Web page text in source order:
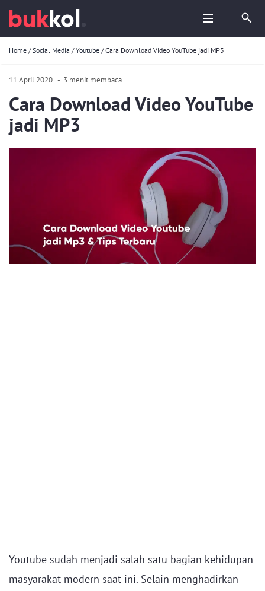
Home /Social Media /Youtube /Cara Download Video YouTube jadi MP3
11 April 2020 - 3 menit membaca
Cara Download Video YouTube
jadi MP3
Youtube sudah menjadi salah satu bagian kehidupan
masyarakat modern saat ini. Selain menghadirkan